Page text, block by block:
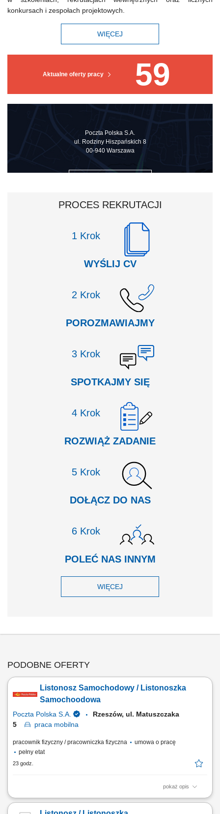
Aktualne oferty pracy 59
Poczta Polska S.A.
ul. Rodziny Hiszpańskich 8
00-940 Warszawa
konkursach i zespołach projektowych.
WIĘCEJ
PROCES REKRUTACJI
Krok
WYŚLIJ CV
Krok
POROZMAWIAJMY
Krok
SPOTKAJMY SIĘ
Krok
ROZWIĄŻ ZADANIE
Krok
DOŁĄCZ DO NAS
Krok
POLEĆ NAS INNYM
WIĘCEJ
PODOBNE OFERTY
Listonosz Samochodowy / Listonoszka
Samochoodowa
Poczta Polska S.A.
Rzeszów, ul. Matuszczaka
5
praca mobilna
pracownik fizyczny / pracowniczka fizyczna
umowa o pracę
pełny etat
23 godz.
pokaż opis
Rodzaj zatrudnienia: umowa o pracę, cały etat, praca od poniedziałku